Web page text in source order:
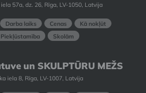
57a, dz. 26, Rīga, LV-1050, Latvija
Darba laiks Cenas
Kā nokļūt
Piekļūstamība
Skolām
un SKULPTŪRU MEŽS
iela 8, Rīga, LV-1007, Latvija